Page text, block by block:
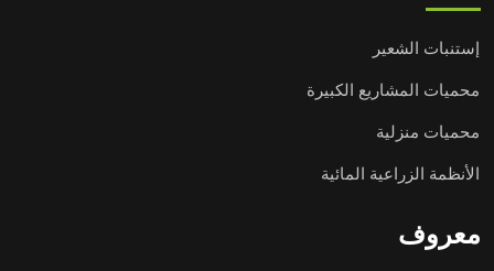
إستنبات الشعير
محميات المشاريع الكبيرة
محميات منزلية
الأنظمة الزراعية المائية
معروف